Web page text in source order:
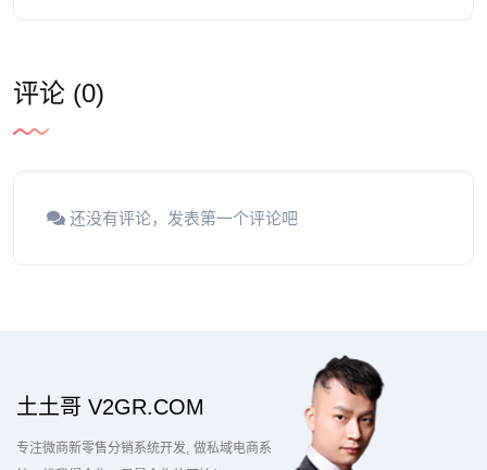
评论 (0)
还没有评论，发表第一个评论吧
土土哥 V2GR.COM
专注微商新零售分销系统开发 做私域电商系